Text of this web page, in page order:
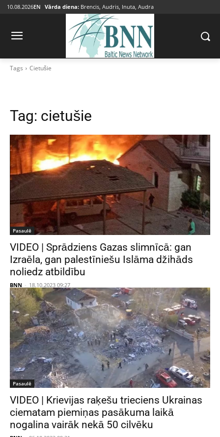
10.08.2026EN Vārda diena: Brencis, Audris, Inuta, Audra
Tags Cietušie
Tag: cietušie
Pasaulē
VIDEO | Sprādziens Gazas slimnīcā: gan
Izraēla, gan palestīniešu Islāma džihāds
noliedz atbildību
BNN - 18.10.2023 09:27
Pasaulē
VIDEO | Krievijas raķešu trieciens Ukrainas
ciematam piemiņas pasākuma laikā
nogalina vairāk nekā 50 cilvēku